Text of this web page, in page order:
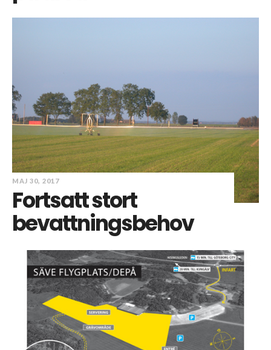
MAJ 30, 2017
Fortsatt stort
bevattningsbehov